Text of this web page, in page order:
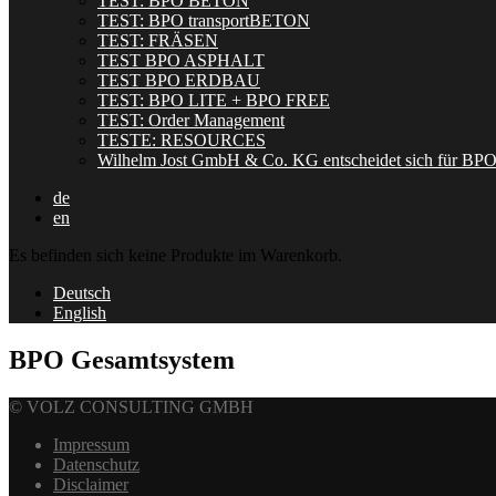
TEST: BPO transportBETON
TEST: FRÄSEN
TEST BPO ASPHALT
TEST BPO ERDBAU
TEST: BPO LITE + BPO FREE
TEST: Order Management
TESTE: RESOURCES
Wilhelm Jost GmbH & Co. KG entscheidet sich für BPO
de
en
Es befinden sich keine Produkte im Warenkorb.
Deutsch
English
BPO Gesamtsystem
© VOLZ CONSULTING GMBH
Impressum
Datenschutz
Disclaimer